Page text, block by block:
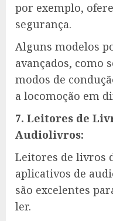
por exemplo,
segurança.
Alguns modelos
avançados, como
modos de
a locomoção em
7. Leitores de
Audiolivros:
Leitores de livros
aplicativos de
são excelentes
ler.